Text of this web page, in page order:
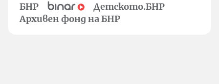
БНР
Детското.БНР
Архивен фонд на БНР